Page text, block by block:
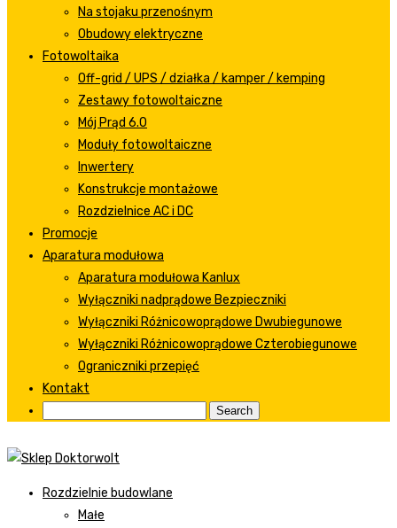
Na stojaku przenośnym
Obudowy elektryczne
Fotowoltaika
Off-grid / UPS / działka / kamper / kemping
Zestawy fotowoltaiczne
Mój Prąd 6.0
Moduły fotowoltaiczne
Inwertery
Konstrukcje montażowe
Rozdzielnice AC i DC
Promocje
Aparatura modułowa
Aparatura modułowa Kanlux
Wyłączniki nadprądowe Bezpieczniki
Wyłączniki Różnicowoprądowe Dwubiegunowe
Wyłączniki Różnicowoprądowe Czterobiegunowe
Ograniczniki przepięć
Kontakt
Rozdzielnie budowlane
Małe